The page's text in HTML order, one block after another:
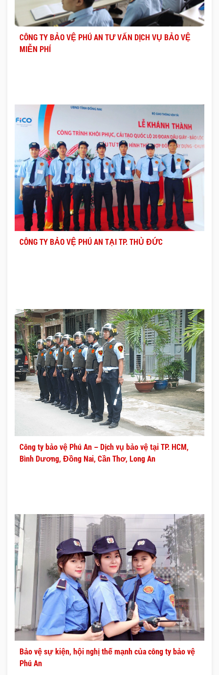
CÔNG TY BẢO VỆ PHÚ AN TƯ VẤN DỊCH VỤ BẢO VỆ
MIỄN PHÍ
CÔNG TY BẢO VỆ PHÚ AN TẠI TP. THỦ ĐỨC
Công ty bảo vệ Phú An – Dịch vụ bảo vệ tại TP. HCM,
Bình Dương, Đồng Nai, Cần Thơ, Long An
Bảo vệ sự kiện, hội nghị thế mạnh của công ty bảo vệ
Phú An